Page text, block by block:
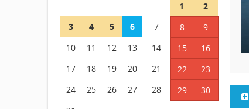
1
2
3
4 5 6 7 8
9
10
11 12 13 14 15
16
17
18 19 20 21 22
23
24
25 26 27 28 29
30